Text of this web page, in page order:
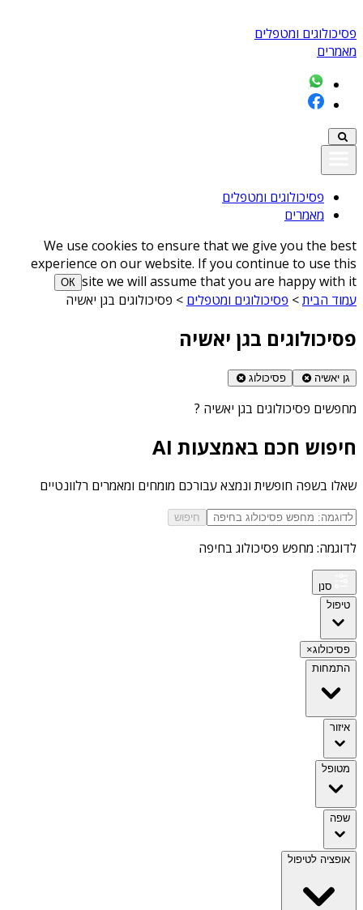
פסיכולוגים ומטפלים
מאמרים
פסיכולוגים ומטפלים
מאמרים
We use cookies to ensure that we give you the best
experience on our website. If you continue to use this
site we will assume that you are happy with it
ОК
עמוד הבית> פסיכולוגים ומטפלים > פסיכולוגים בגן יאשיה
פסיכולוגים בגן יאשיה
גן יאשיה פסיכולוג
מחפשים פסיכולוגים בגן יאשיה ?
חיפוש חכם באמצעות AI
שאלו בשפה חופשית ונמצא עבורכם מומחים ומאמרים רלוונטיים
חיפוש
לדוגמה: מחפש פסיכולוג בחיפה
סנן
טיפול
פסיכולוג×
התמחות
איזור
מטופל
שפה
אופציה לטיפול